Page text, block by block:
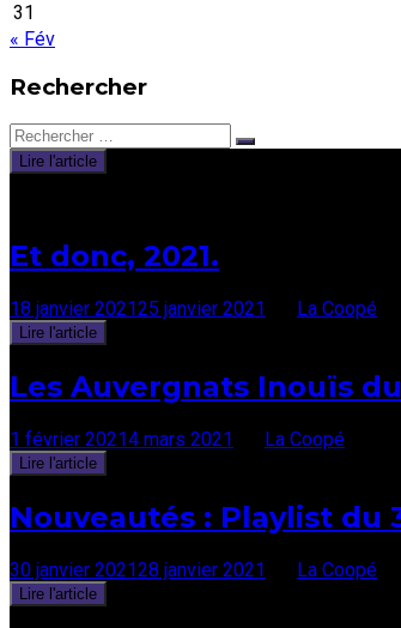
31
« Fév
Rechercher
Rechercher:
Lire l'article
Et donc, 2021.
18 janvier 202125 janvier 2021 La Coopé
Lire l'article
Les Auvergnats Inouïs
1 février 20214 mars 2021 La Coopé
Lire l'article
Nouveautés : Playlist du
30 janvier 202128 janvier 2021 La Coopé
Lire l'article